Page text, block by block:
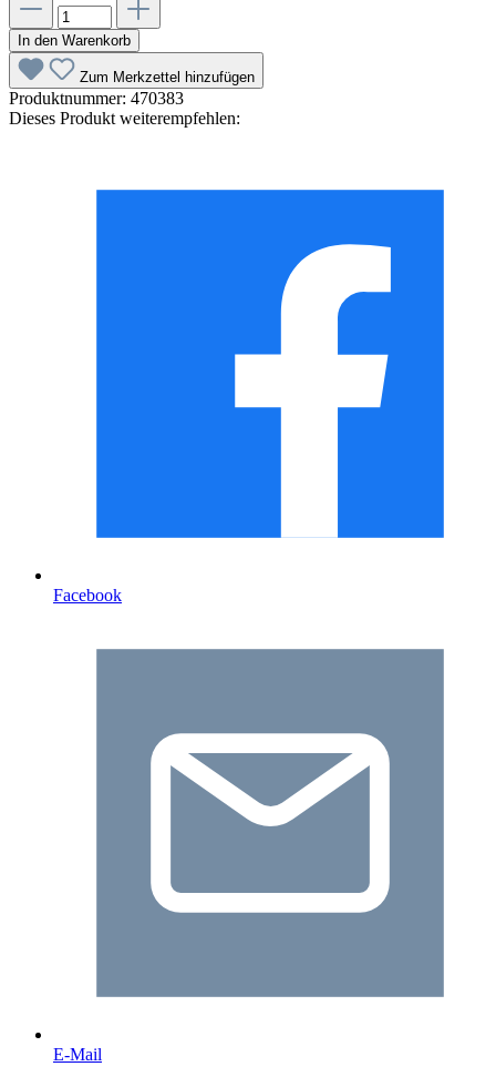
In den Warenkorb
Zum Merkzettel hinzufügen
Produktnummer: 470383
Dieses Produkt weiterempfehlen:
Facebook
E-Mail